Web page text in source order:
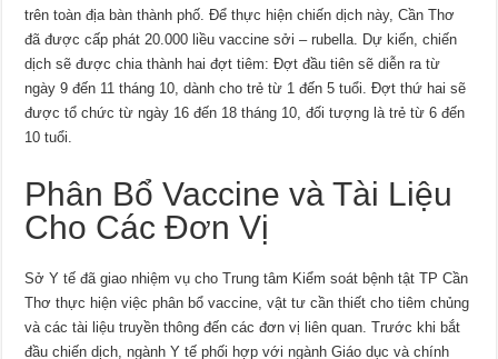
trên toàn địa bàn thành phố. Để thực hiện chiến dịch này, Cần Thơ
đã được cấp phát 20.000 liều vaccine sởi – rubella. Dự kiến, chiến
dịch sẽ được chia thành hai đợt tiêm: Đợt đầu tiên sẽ diễn ra từ
ngày 9 đến 11 tháng 10, dành cho trẻ từ 1 đến 5 tuổi. Đợt thứ hai sẽ
được tổ chức từ ngày 16 đến 18 tháng 10, đối tượng là trẻ từ 6 đến
10 tuổi.
Phân Bổ Vaccine và Tài Liệu
Cho Các Đơn Vị
Sở Y tế đã giao nhiệm vụ cho Trung tâm Kiểm soát bệnh tật TP Cần
Thơ thực hiện việc phân bổ vaccine, vật tư cần thiết cho tiêm chủng
và các tài liệu truyền thông đến các đơn vị liên quan. Trước khi bắt
đầu chiến dịch, ngành Y tế phối hợp với ngành Giáo dục và chính